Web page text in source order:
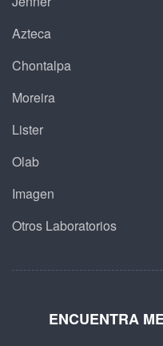
Azteca
Chontalpa
Moreira
Lister
Olab
Imagen
Otros Laboratorios
ENCUENTRA